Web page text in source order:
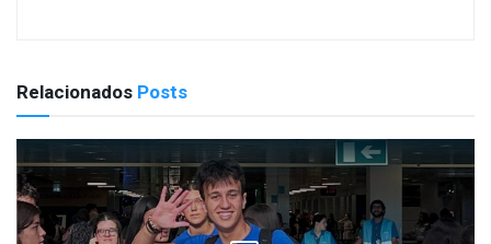
Relacionados Posts